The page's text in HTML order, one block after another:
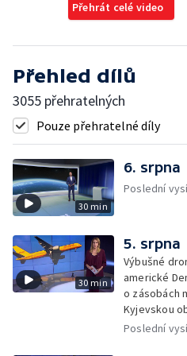
Přehrát celé video
Přehled dílů
3055 přehratelných
Pouze přehratelné díly
30 min
6. srpna
Poslední
30 min
5. srpna
Výbušné
americké
o zásobách
Kyjevskou
horolezce —
Poslední